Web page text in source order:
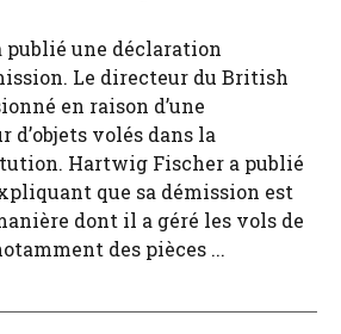
une déclaration
Le directeur du British
en raison d’une
d’objets volés dans la
Hartwig Fischer a publié
que sa démission est
dont il a géré les vols de
des pièces ...